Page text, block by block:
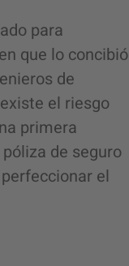
para
que lo concibió
de
el riesgo
primera
de seguro
el